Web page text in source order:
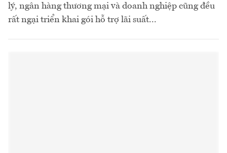
lý, ngân hàng thương mại và doanh nghiệp cũng đều
rất ngại triển khai gói hỗ trợ lãi suất...